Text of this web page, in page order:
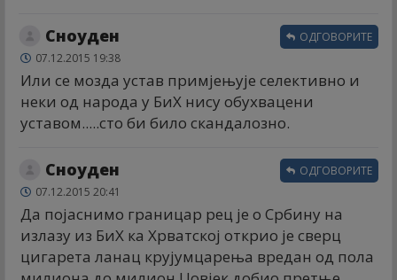
Сноуден
07.12.2015 19:38
Или се мозда устав примјењује селективно и
неки од народа у БиХ нису обухвацени
уставом.....сто би било скандалозно.
ОДГОВОРИТЕ
Сноуден
07.12.2015 20:41
Да појаснимо границар рец је о Србину на
излазу из БиХ ка Хрватској открио је сверц
цигарета ланац крујумцарења вредан од пола
ОДГОВОРИТЕ